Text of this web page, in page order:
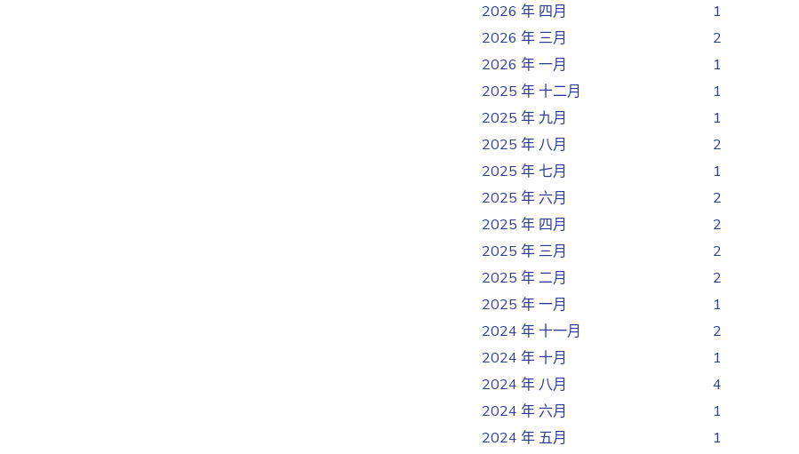
2026 年 四月
1
2026 年 三月
2
2026 年 一月
1
2025 年 十二月
1
2025 年 九月
1
2025 年 八月
2
2025 年 七月
1
2025 年 六月
2
2025 年 四月
2
2025 年 三月
2
2025 年 二月
2
2025 年 一月
1
2024 年 十一月
2
2024 年 十月
1
2024 年 八月
4
2024 年 六月
1
2024 年 五月
1